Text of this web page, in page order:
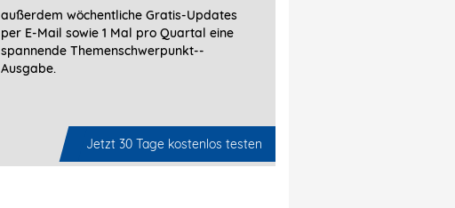
außerdem wöchentliche Gratis-Updates
per E-Mail sowie 1 Mal pro Quartal eine
spannende Themenschwerpunkt-­
Ausgabe.
Jetzt 30 Tage kostenlos testen